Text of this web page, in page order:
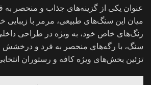
عنوان یکی از گزینه‌های جذاب و منحصر به
میان این سنگ‌های طبیعی، مرمر با زیبایی
رنگ‌های خاص خود، به ویژه در طراحی
سنگ، با رگه‌های منحصر به فرد و درخشش
تزئین بخش‌های ویژه کافه و رستوران